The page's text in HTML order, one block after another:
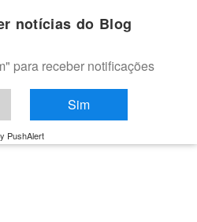
OPARÁ
Petrolina e do Vale do São
notícias do Blog
para receber notificações
Sim
PushAlert